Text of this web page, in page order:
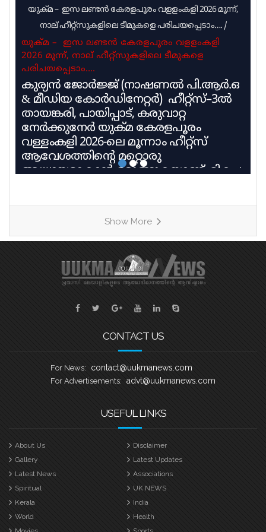
യുക്മ – ഇസ ലണ്ടൻ കേരളപൂരം വളളംകളി 2026 മൂന്ന്,
നാല് ഹീറ്റ്സുകളിലെ ടീമുകളെ പരിചയപ്പെടാം…. /
യുക്മ – ഇസ ലണ്ടൻ കേരളപൂരം വളളംകളി
2026 മൂന്ന്, നാല് ഹീറ്റ്സുകളിലെ ടീമുകളെ
പരിചയപ്പെടാം….
കുര്യൻ ജോർജ്ജ് (നാഷണൽ പി.ആർ.ഒ
& മീഡിയ കോർഡിനേറ്റർ) ഹീറ്റ്സ്–3ൽ
തായങ്കരി, പായിപ്പാട്, കരുവാറ്റ
നേർക്കുനേർ യുക്മ കേരളപൂരം
വള്ളംകളി 2026-ലെ മൂന്നാം ഹീറ്റ്സ്
ആവേശത്തിന്റെ മറ്റൊരു
അധ്യായമാകാൻ ഒരുങ്ങുകയാണ്. മികച്ച
ടീമുകളാണ് ഹീറ്റ്സ്–3ൽ നേർക്കുനേർ
എത്തുന്നത്. തായങ്കരി, പായിപ്പാട്,
കരുവാറ്റ എന്നീ ചരിത്രപ്രസിദ്ധമായ
ചുണ്ടൻവള്ളങ്ങളുടെ പേരിലാണ്
യുകെയിലെ പ്രമുഖ ബോട്ട് ക്ലബ്ബുകൾ
ശക്തി തെളിയിക്കാൻ എത്തുന്നത്.
ബാസറ്റ്ലോ
Show More
CONTACT US
For News: contact@uukmanews.com
For Advertisements: advt@uukmanews.com
USEFUL LINKS
About Us
Disclaimer
Gallery
Latest Updates
Latest News
Associations
Spiritual
UK NEWS
Kerala
India
World
Health